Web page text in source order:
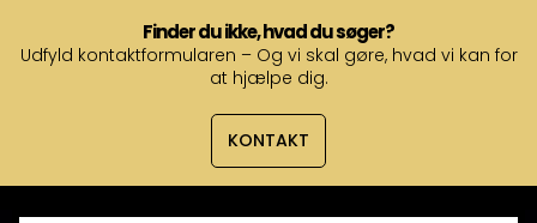
Finder du ikke, hvad du søger?
Udfyld kontaktformularen – Og vi skal gøre, hvad vi kan for
at hjælpe dig.
KONTAKT